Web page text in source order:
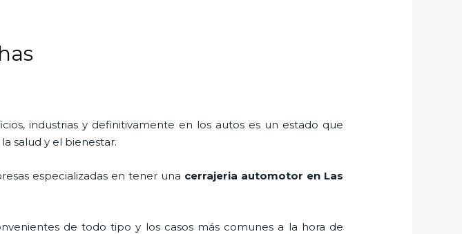
industrias y definitivamente en los autos es un estado que
salud y el bienestar.
especializadas en tener una cerrajeria automotor en Las
de todo tipo y los casos más comunes a la hora de